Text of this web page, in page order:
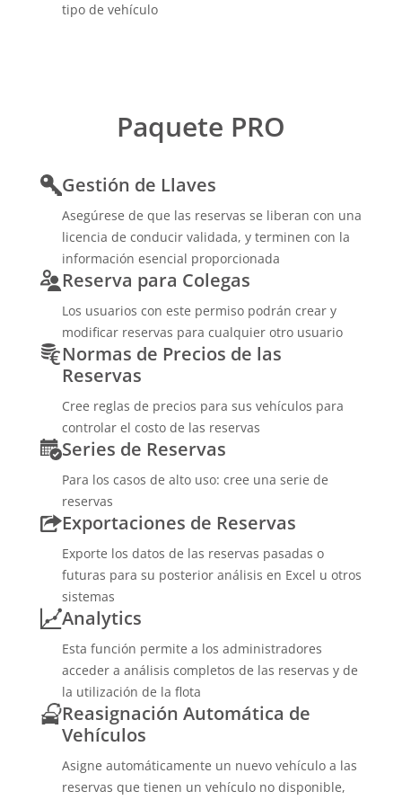
tipo de vehículo
Paquete PRO
Gestión de Llaves
Asegúrese de que las reservas se liberan con una
licencia de conducir validada, y terminen con la
información esencial proporcionada
Reserva para Colegas
Los usuarios con este permiso podrán crear y
modificar reservas para cualquier otro usuario
Normas de Precios de las
Reservas
Cree reglas de precios para sus vehículos para
controlar el costo de las reservas
Series de Reservas
Para los casos de alto uso: cree una serie de
reservas
Exportaciones de Reservas
Exporte los datos de las reservas pasadas o
futuras para su posterior análisis en Excel u otros
sistemas
Analytics
Esta función permite a los administradores
acceder a análisis completos de las reservas y de
la utilización de la flota
Reasignación Automática de
Vehículos
Asigne automáticamente un nuevo vehículo a las
reservas que tienen un vehículo no disponible,